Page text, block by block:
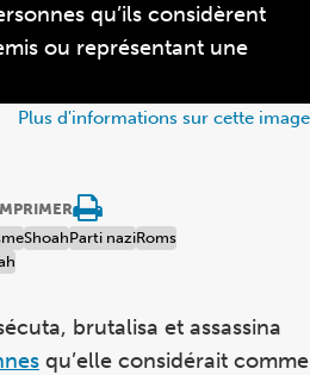
Plus d'informations sur cette image
qu’ils considèrent
ou représentant une
ShoahParti naziRoms
brutalisa et assassina
qu’elle considérait comme